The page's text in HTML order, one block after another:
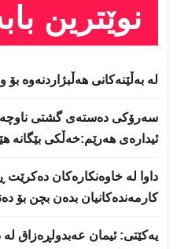
نوێترین
لە بەڵێنەکانی هەڵبژاردنەوە بۆ
سه‌رۆكی دەستەی گشتی ناوچە
ئیدارەی هەرێم:خه‌ڵكی بێگانه‌
داوا لە خاوەنکارەکان دەکرێت
کارمەندەکانیان بدەن بچن بۆ
یه‌كێتی: ئیمان عه‌بدولڕه‌زاق له‌